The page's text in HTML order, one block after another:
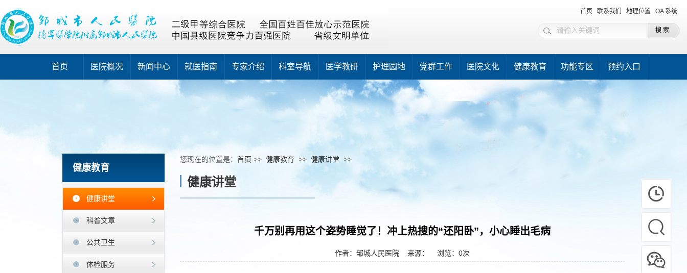
首页 联系我们 地理位置 OA 系统
首页 医院概况 新闻中心 就医指南 专家介绍 科室导航 医学教研 护理园地 党群工作 医院文化 健康教育 功能专区 预约入口
健康教育
健康讲堂
科普文章
公共卫生
体检服务
您现在的位置是： 首页 >> 健康教育 >> 健康讲堂 >>
健康讲堂
千万别再用这个姿势睡觉了！冲上热搜的“还阳卧”，小心睡出毛病
作者：邹城人民医院 来源： 浏览： 0次